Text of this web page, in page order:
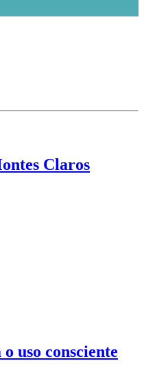
Claros
uso consciente